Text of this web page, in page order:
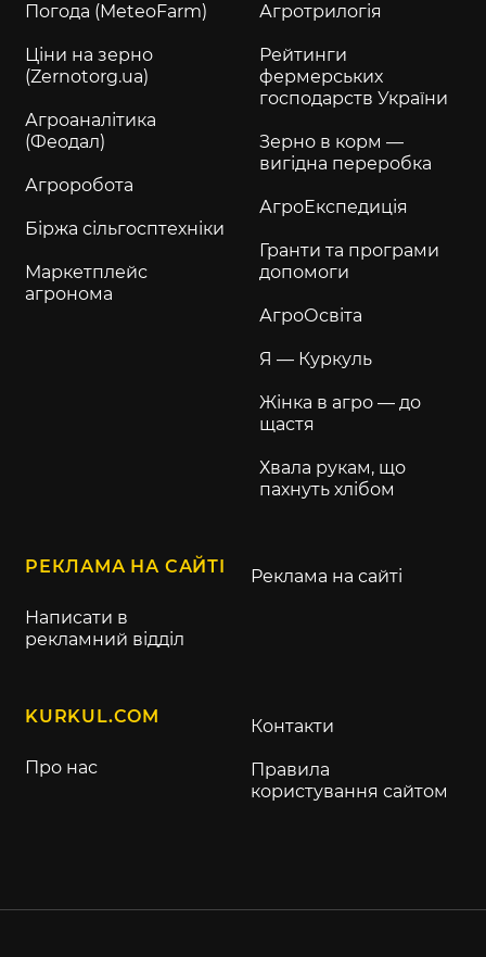
Погода (MeteoFarm)
Ціни на зерно
(Zernotorg.ua)
Агроаналітика
(Феодал)
Агроробота
Біржа сільгосптехніки
Маркетплейс
агронома
Агротрилогія
Рейтинги
фермерських
господарств України
Зерно в корм —
вигідна переробка
АгроЕкспедиція
Гранти та програми
допомоги
АгроОсвіта
Я — Куркуль
Жінка в агро — до
щастя
Хвала рукам, що
пахнуть хлібом
РЕКЛАМА НА САЙТІ
Написати в
рекламний відділ
Реклама на сайті
KURKUL.COM
Про нас
Контакти
Правила
користування сайтом